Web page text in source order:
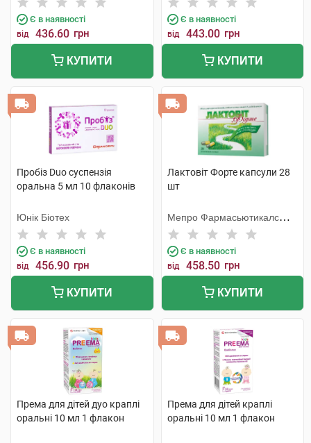
Є в наявності
від 436.60 грн
КУПИТИ
Є в наявності
від 443.00 грн
КУПИТИ
Пробіз Duo суспензія
оральна 5 мл 10 флаконів
Юнік Біотех
Є в наявності
від 456.90 грн
КУПИТИ
Лактовіт Форте капсули 28
шт
Мепро Фармасьютикалс
Пріват
Є в наявності
від 458.50 грн
КУПИТИ
Према для дітей дуо краплі
оральні 10 мл 1 флакон
Према для дітей краплі
оральні 10 мл 1 флакон